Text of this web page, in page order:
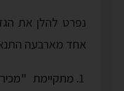
נפרט להלן את
אחד מארבעה